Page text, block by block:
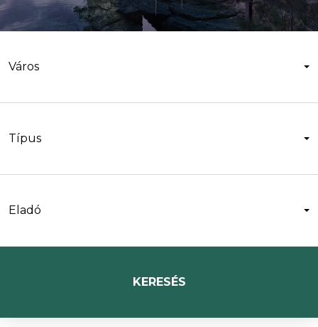
Város
Típus
Eladó
KERESÉS